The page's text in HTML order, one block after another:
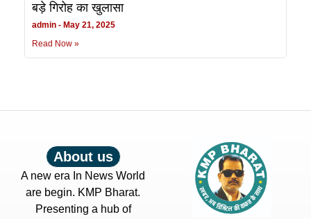
बड़े गिरोह का खुलासा
admin
May 21, 2025
Read Now »
About us
A new era In News World
are begin. KMP Bharat.
Presenting a hub of